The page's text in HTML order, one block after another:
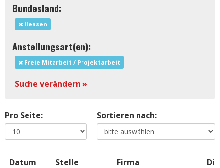
Bundesland:
Hessen
Anstellungsart(en):
Freie Mitarbeit / Projektarbeit
Suche verändern »
Pro Seite: Sortieren nach:
Datum Stelle Firma